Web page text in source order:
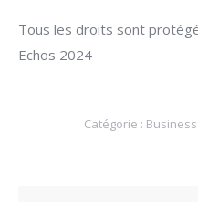
Tous les droits sont
Echos 2024
Catégorie : Business